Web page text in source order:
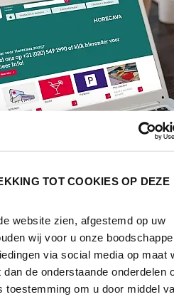
TOT COOKIES OP DEZE
website zien, afgestemd op uw
wij voor u onze
via social media op maat
de onderstaande onderdelen
toestemming om u door middel
assortiment aan producten en
waaronder elektra, water,